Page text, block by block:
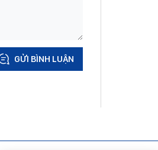
GỬI BÌNH LUẬN